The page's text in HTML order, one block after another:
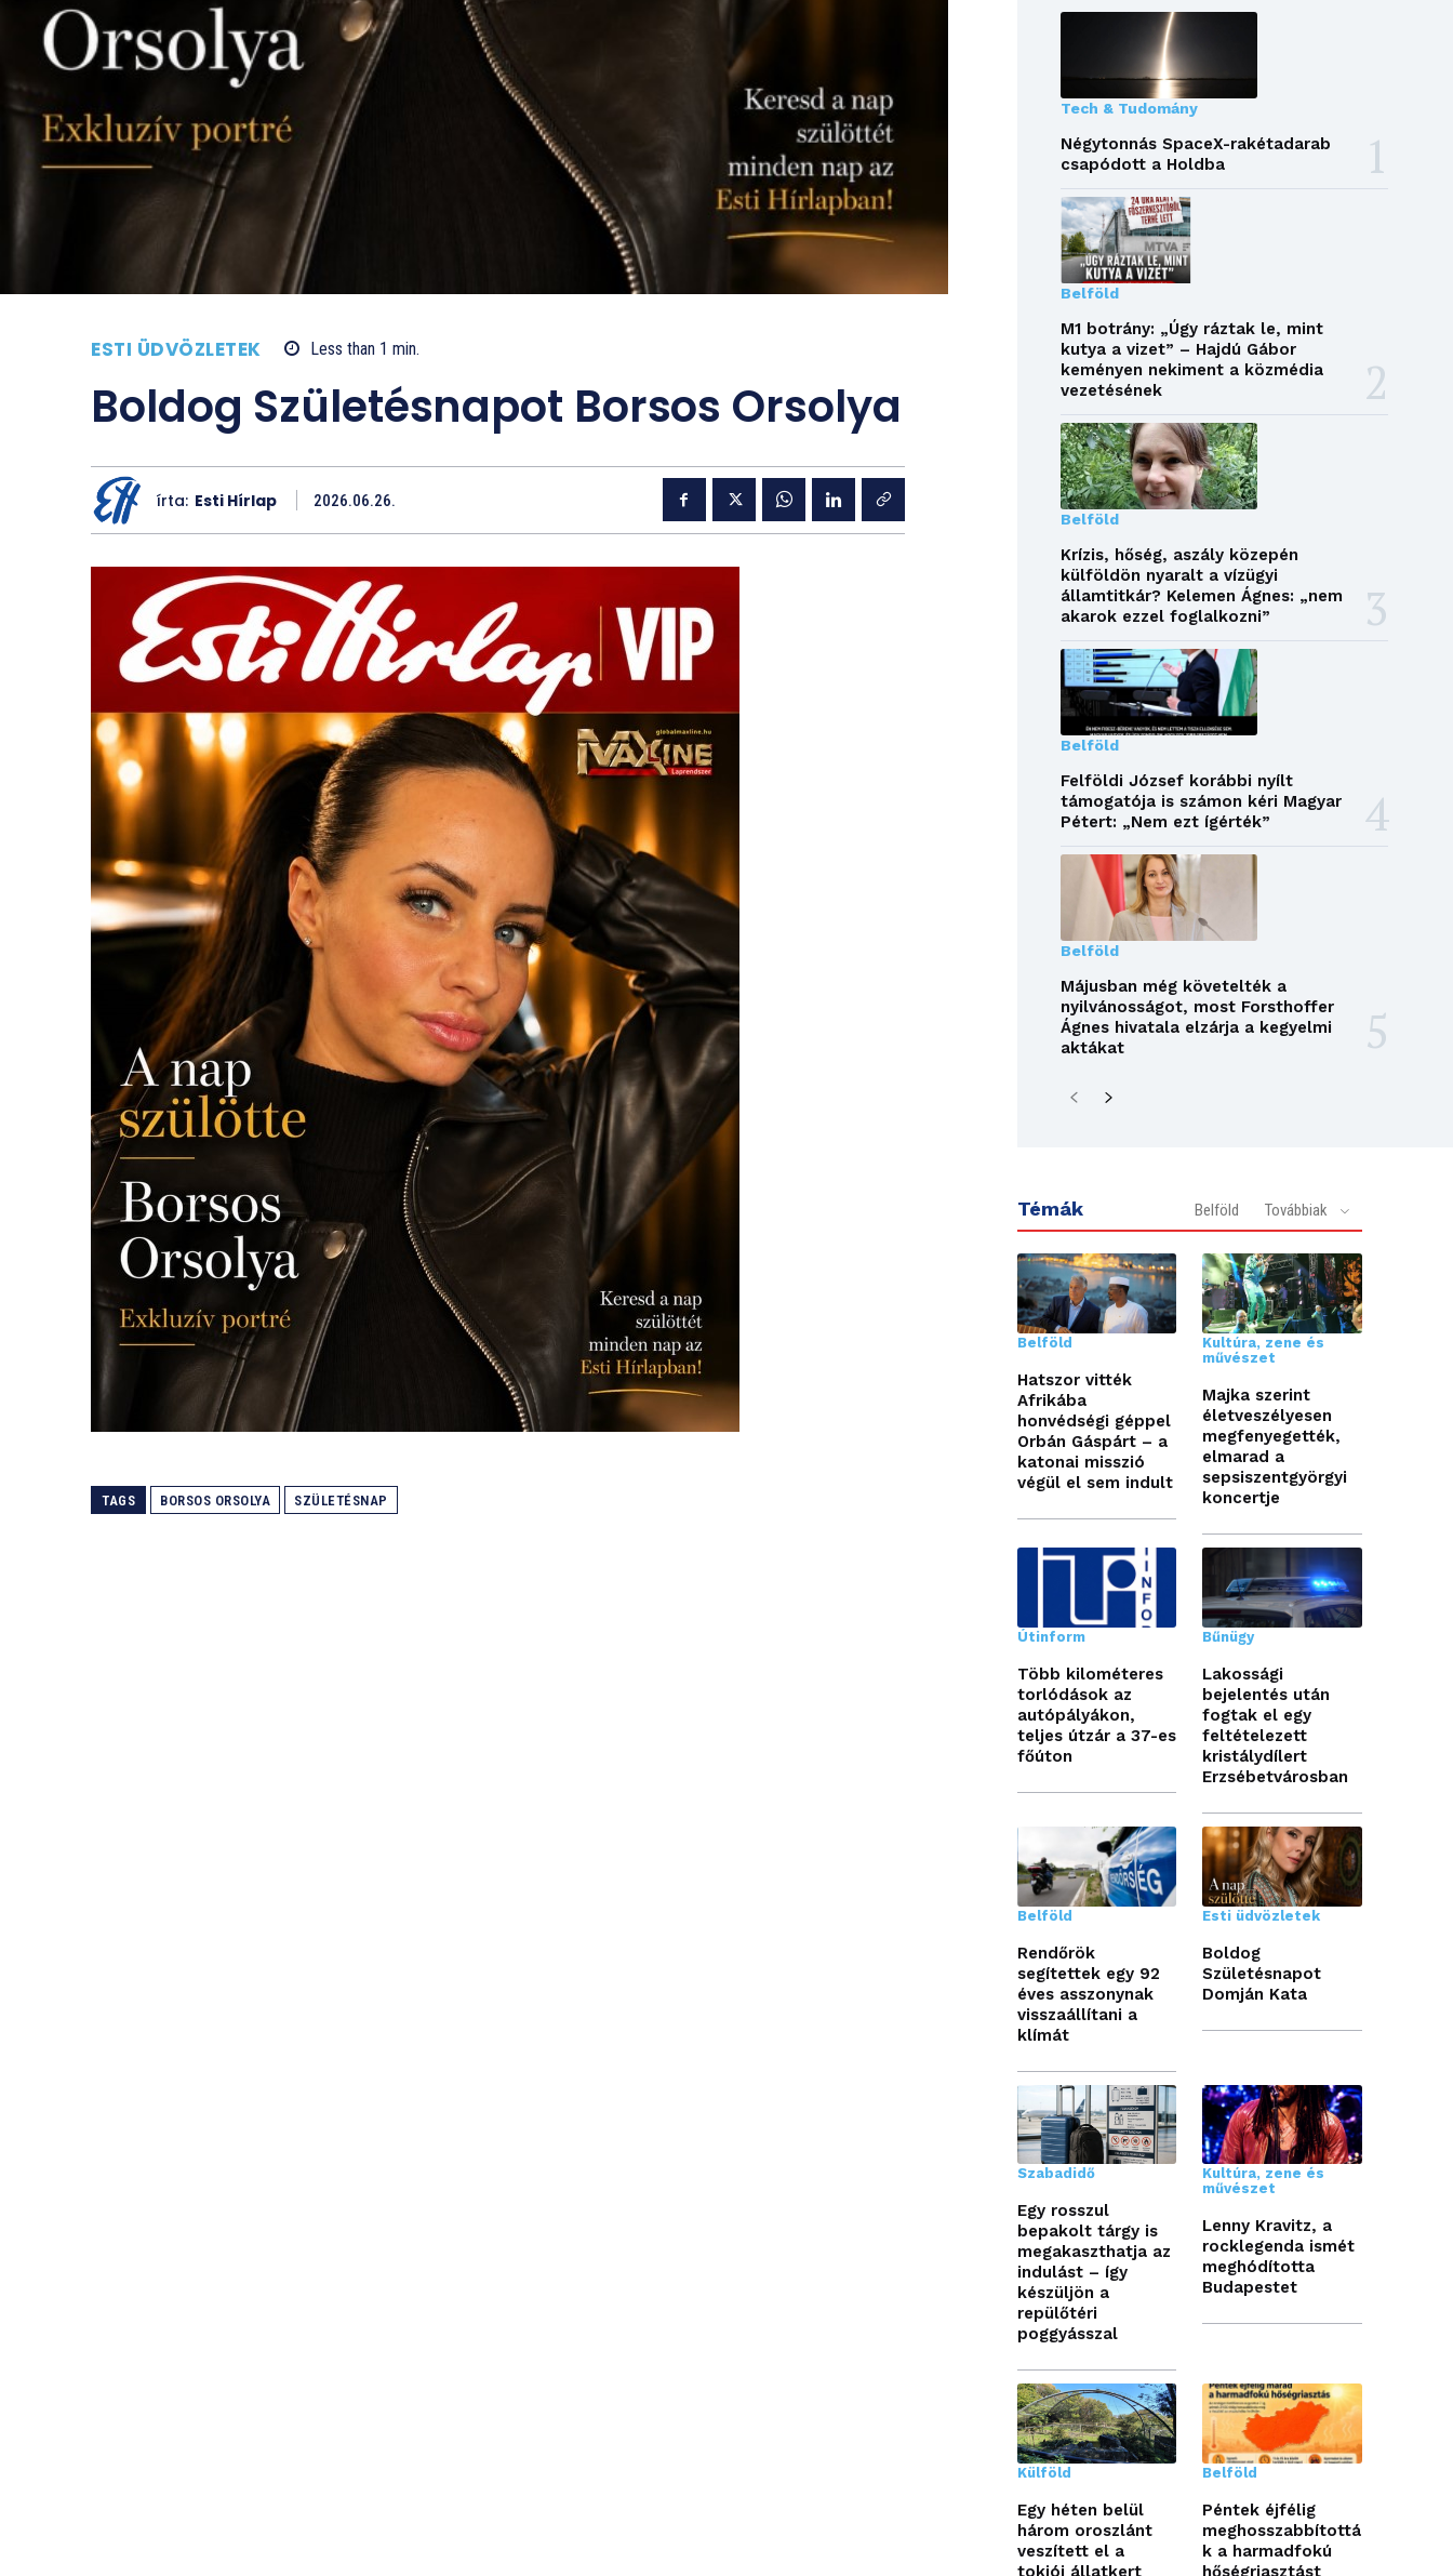
ESTI ÜDVÖZLETEK Less than 1 min.
Boldog Születésnapot Borsos Orsolya
írta: Esti Hírlap 2026.06.26.
TAGS BORSOS ORSOLYA SZÜLETÉSNAP
Tech & Tudomány
Négytonnás SpaceX-rakétadarab
csapódott a Holdba
Belföld
M1 botrány: „Úgy ráztak le, mint
kutya a vizet” – Hajdú Gábor
keményen nekiment a közmédia
vezetésének
Belföld
Krízis, hőség, aszály közepén
külföldön nyaralt a vízügyi
államtitkár? Kelemen Ágnes: „nem
akarok ezzel foglalkozni”
Belföld
Felföldi József korábbi nyílt
támogatója is számon kéri Magyar
Pétert: „Nem ezt ígérték”
Belföld
Májusban még követelték a
nyilvánosságot, most Forsthoffer
Ágnes hivatala elzárja a kegyelmi
aktákat
Témák Belföld Továbbiak
Belföld
Hatszor vitték
Afrikába
honvédségi géppel
Orbán Gáspárt – a
katonai misszió
végül el sem indult
Kultúra, zene és
művészet
Majka szerint
életveszélyesen
megfenyegették,
elmarad a
sepsiszentgyörgyi
koncertje
Útinform
Több kilométeres
torlódások az
autópályákon,
teljes útzár a 37-es
főúton
Bűnügy
Lakossági
bejelentés után
fogtak el egy
feltételezett
kristálydílert
Erzsébetvárosban
Belföld
Rendőrök
segítettek egy 92
éves asszonynak
visszaállítani a
klímát
Esti üdvözletek
Boldog
Születésnapot
Domján Kata
Szabadidő
Egy rosszul
bepakolt tárgy is
megakaszthatja az
indulást – így
készüljön a
repülőtéri
poggyásszal
Kultúra, zene és
művészet
Lenny Kravitz, a
rocklegenda ismét
meghódította
Budapestet
Külföld
Egy héten belül
három oroszlánt
veszített el a
tokiói állatkert
Belföld
Péntek éjfélig
meghosszabbítottá
k a harmadfokú
hőségriasztást